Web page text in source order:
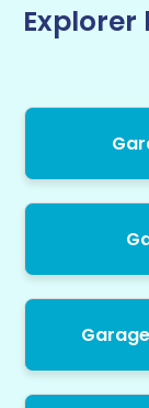
Explorer